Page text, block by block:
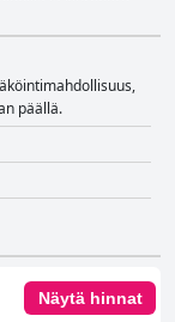
on myös kätevä
pääsy
se takaa
ja
kylpyhuoneet ovat
ympäristöä.
ovat ihanteellisia
mukavuuksia,
ja tiettyjen
huoneiden arvoa ja
erilaisiin
päällä.
Näytä hinnat